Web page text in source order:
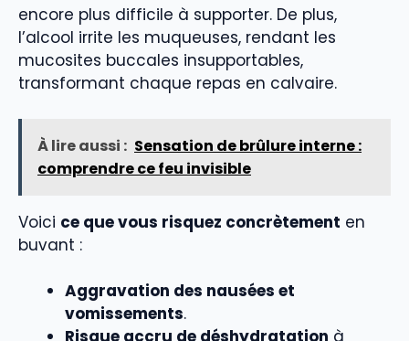
encore plus difficile à supporter. De plus,
l’alcool irrite les muqueuses, rendant les
mucosites buccales insupportables,
transformant chaque repas en calvaire.
À lire aussi : Sensation de brûlure interne :
comprendre ce feu invisible
Voici ce que vous risquez concrètement en
buvant :
Aggravation des nausées et
vomissements.